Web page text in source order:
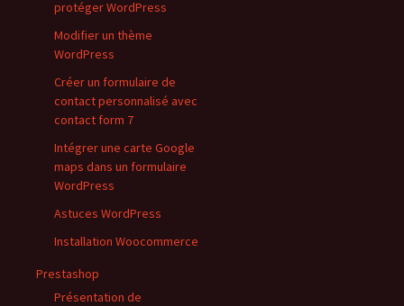
protéger WordPress
Modifier un thème
WordPress
Créer un formulaire de
contact personnalisé avec
contact form 7
Intégrer une carte Google
maps dans un formulaire
WordPress
Astuces WordPress
Installation Woocommerce
Prestashop
Présentation de